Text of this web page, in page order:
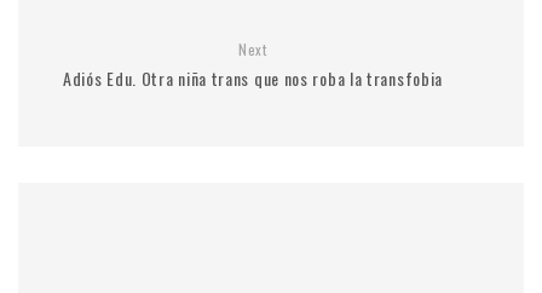
Next
Adiós Edu. Otra niña trans que nos roba la transfobia